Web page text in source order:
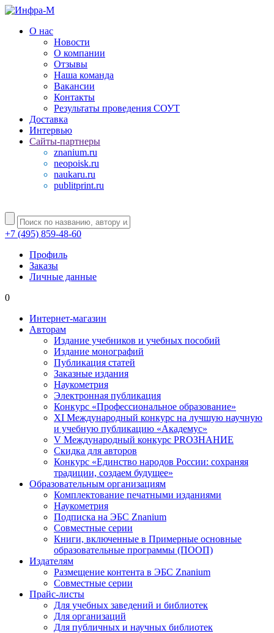
О нас
Новости
О компании
Отзывы
Наша команда
Вакансии
Контакты
Результаты проведения СОУТ
Доставка
Интервью
Сайты-партнеры
znanium.ru
neopoisk.ru
naukaru.ru
publitprint.ru
+7 (495) 859-48-60
Профиль
Заказы
Личные данные
0
Интернет-магазин
Авторам
Издание учебников и учебных пособий
Издание монографий
Публикация статей
Заказные издания
Наукометрия
Электронная публикация
Конкурс «Профессиональное образование»
XI Международный конкурс на лучшую научную
и учебную публикацию «Академус»
V Международный конкурс PROЗНАНИЕ
Скидка для авторов
Конкурс «Единство народов России: сохраняя
традиции, создаем будущее»
Образовательным организациям
Комплектование печатными изданиями
Наукометрия
Подписка на ЭБС Znanium
Совместные серии
Книги, включенные в Примерные основные
образовательные программы (ПООП)
Издателям
Размещение контента в ЭБС Znanium
Совместные серии
Прайс-листы
Для учебных заведений и библиотек
Для организаций
Для публичных и научных библиотек